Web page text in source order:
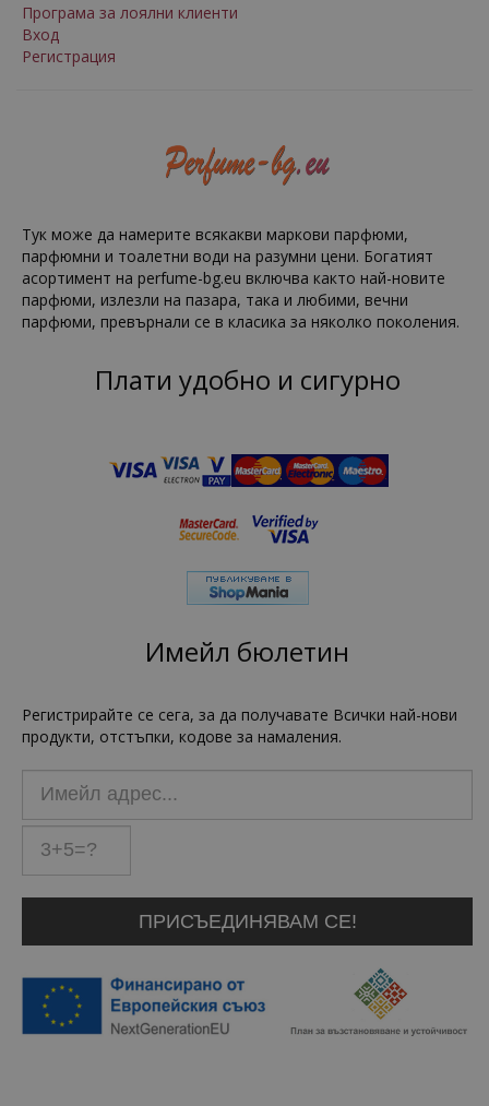
Програма за лоялни клиенти
Вход
Регистрация
Тук може да намерите всякакви маркови парфюми,
парфюмни и тоалетни води на разумни цени. Богатият
асортимент на perfume-bg.eu включва както най-новите
парфюми, излезли на пазара, така и любими, вечни
парфюми, превърнали се в класика за няколко поколения.
Плати удобно и сигурно
Имейл бюлетин
Регистрирайте се сега, за да получавате Всички най-нови
продукти, отстъпки, кодове за намаления.